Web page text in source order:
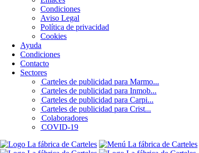
Condiciones
Aviso Legal
Política de privacidad
Cookies
Ayuda
Condiciones
Contacto
Sectores
Carteles de publicidad para Marmo...
Carteles de publicidad para Inmob...
Carteles de publicidad para Carpi...
Carteles de publicidad para Crist...
Colaboradores
COVID-19